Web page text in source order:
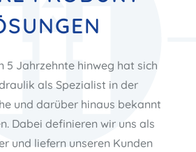
5 Jahrzehnte hinweg hat sich
als Spezialist in der
und darüber hinaus bekannt
Dabei definieren wir uns als
und liefern unseren Kunden